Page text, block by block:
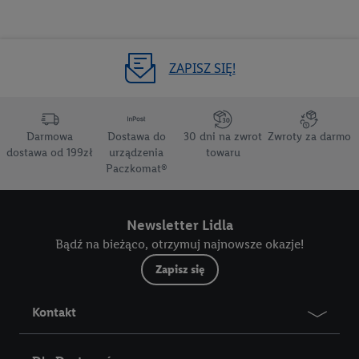
ZAPISZ SIĘ!
Darmowa
dostawa od 199zł
Dostawa do
urządzenia
Paczkomat®
30 dni na zwrot
towaru
Zwroty za darmo
Newsletter Lidla
Bądź na bieżąco, otrzymuj najnowsze okazje!
Zapisz się
Kontakt
zakupowych w usługach Lidl zostaną udostępnione jednemu z
wyżej wymienionych partnerów, aby mógł on analizować
statystyki kampanii reklamowych swoich klientów
Tworzenie spersonalizowanych reklam opiera się na
generowaniu profili, które są również wzbogacane o dane z
Lidl, informacji z konta klienta - np. wieku lub płci - a także
dokładnych danych dotyczących lokalizacji), również przez
różne urządzenia końcowe i usługi Lidl, w tym
przechowywanie lub uzyskiwanie dostępu do informacji na
(tzw. segmentów). W związku z personalizacją treści
marketingowych, przetwarzanie odbywa się również w celu